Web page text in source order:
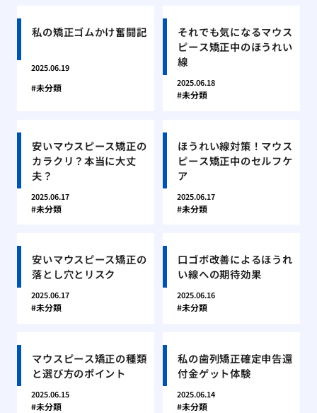
私の矯正ゴムかけ奮闘記
2025.06.19
未分類
それでも気になるマウス
ピース矯正中のほうれい
線
2025.06.18
未分類
安いマウスピース矯正の
カラクリ？本当に大丈
夫？
2025.06.17
未分類
ほうれい線対策！マウス
ピース矯正中のセルフケ
ア
2025.06.17
未分類
安いマウスピース矯正の
落とし穴とリスク
2025.06.17
未分類
口ゴボ改善によるほうれ
い線への期待効果
2025.06.16
未分類
マウスピース矯正の種類
と選び方のポイント
2025.06.15
未分類
私の歯列矯正確定申告還
付金ゲット体験
2025.06.14
未分類